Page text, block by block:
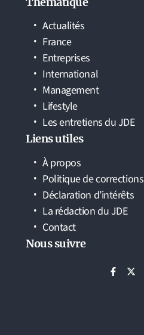
Actualités
France
Entreprises
International
Management
Lifestyle
Les entretiens du JDE
Liens utiles
À propos
Politique de corrections
Déclaration d’intérêts
La rédaction du JDE
Contact
Nous suivre